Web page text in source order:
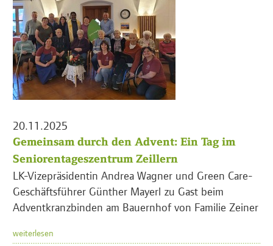
20.11.2025
Gemeinsam durch den Advent: Ein Tag im
Seniorentageszentrum Zeillern
LK-Vizepräsidentin Andrea Wagner und Green Care-
Geschäftsführer Günther Mayerl zu Gast beim
Adventkranzbinden am Bauernhof von Familie Zeiner
weiterlesen